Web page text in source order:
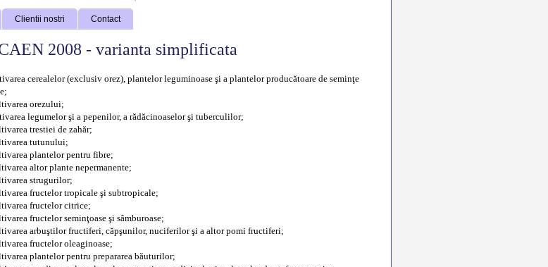
Clientii nostri Contact
2008 - varianta simplificata
cerealelor (exclusiv orez), plantelor leguminoase şi a plantelor producătoare de seminţe
orezului;
legumelor şi a pepenilor, a rădăcinoaselor şi tuberculilor;
trestiei de zahăr;
tutunului;
plantelor pentru fibre;
altor plante nepermanente;
strugurilor;
fructelor tropicale şi subtropicale;
fructelor citrice;
fructelor seminţoase şi sâmburoase;
arbuştilor fructiferi, căpşunilor, nuciferilor şi a altor pomi fructiferi;
fructelor oleaginoase;
plantelor pentru prepararea băuturilor;